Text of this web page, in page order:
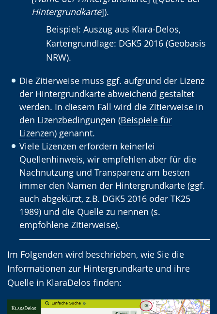
Hintergrundkarte]).
Beispiel: Auszug aus Klara-Delos,
Kartengrundlage: DGK5 2016 (Geobasis
NRW).
Die Zitierweise muss ggf. aufgrund der Lizenz
der Hintergrundkarte abweichend gestaltet
werden. In diesem Fall wird die Zitierweise in
den Lizenzbedingungen (Beispiele für
Lizenzen) genannt.
Viele Lizenzen erfordern keinerlei
Quellenhinweis, wir empfehlen aber für die
Nachnutzung und Transparenz am besten
immer den Namen der Hintergrundkarte (ggf.
auch abgekürzt, z.B. DGK5 2016 oder TK25
1989) und die Quelle zu nennen (s.
empfohlene Zitierweise).
Im Folgenden wird beschrieben, wie Sie die
Informationen zur Hintergrundkarte und ihre
Quelle in KlaraDelos finden: